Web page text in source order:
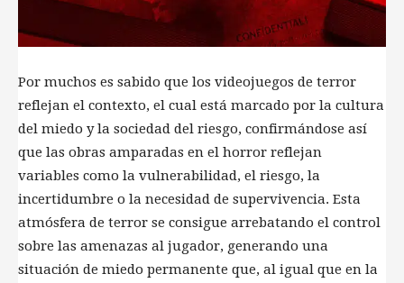
Por muchos es sabido que los videojuegos de terror
reflejan el contexto, el cual está marcado por la cultura
del miedo y la sociedad del riesgo, confirmándose así
que las obras amparadas en el horror reflejan
variables como la vulnerabilidad, el riesgo, la
incertidumbre o la necesidad de supervivencia. Esta
atmósfera de terror se consigue arrebatando el control
sobre las amenazas al jugador, generando una
situación de miedo permanente que, al igual que en la